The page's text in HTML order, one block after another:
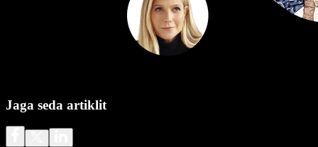
Jaga seda artiklit